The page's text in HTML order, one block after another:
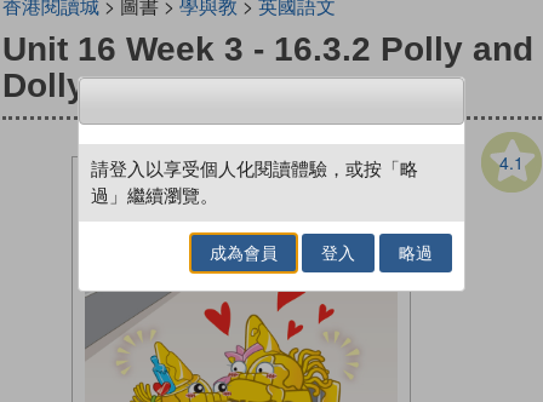
Unit 16 Week 3 - 16.3.2 Polly and
Dolly
4.1
請登入以享受個人化閱讀體驗，或按「略
過」繼續瀏覽。
成為會員 登入 略過